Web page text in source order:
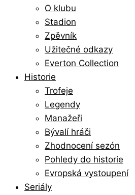
O klubu
Stadion
Zpěvník
Užitečné odkazy
Everton Collection
Historie
Trofeje
Legendy
Manažeři
Bývalí hráči
Zhodnocení sezón
Pohledy do historie
Evropská vystoupení
Seriály